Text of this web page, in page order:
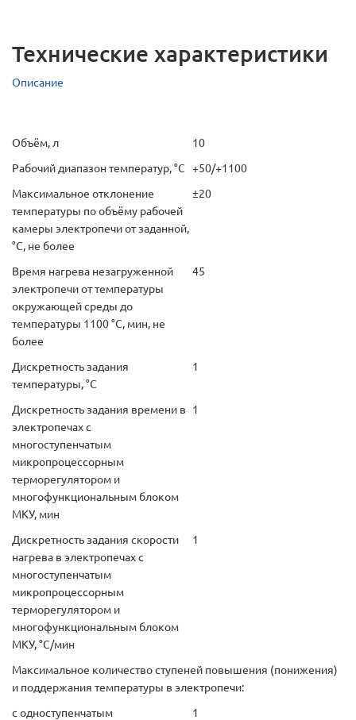
Технические характеристики
Описание
Объём, л
10
Рабочий диапазон температур, °С
+50/+1100
Максимальное отклонение
температуры по объёму рабочей
камеры электропечи от заданной,
°С, не более
±20
Время нагрева незагруженной
электропечи от температуры
окружающей среды до
температуры 1100 °С, мин, не
более
45
Дискретность задания
температуры, °С
1
Дискретность задания времени в
электропечах с
многоступенчатым
микропроцессорным
терморегулятором и
многофункциональным блоком
МКУ, мин
1
Дискретность задания скорости
нагрева в электропечах с
многоступенчатым
микропроцессорным
терморегулятором и
многофункциональным блоком
МКУ, °С/мин
1
Максимальное количество ступеней повышения (понижения)
и поддержания температуры в электропечи:
с одноступенчатым
1